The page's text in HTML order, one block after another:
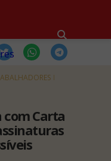
Carta